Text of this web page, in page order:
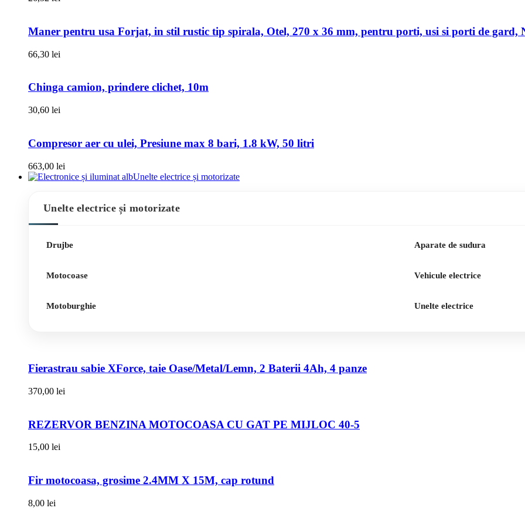
Maner pentru usa Forjat, in stil rustic tip spirala, Otel, 270 x 36 mm, pentru porti, usi si porti de gard,
66,30 lei
Chinga camion, prindere clichet, 10m
30,60 lei
Compresor aer cu ulei, Presiune max 8 bari, 1.8 kW, 50 litri
663,00 lei
Unelte electrice și motorizate
Unelte electrice și motorizate
Drujbe
Motocoase
Motoburghie
Aparate de sudura
Vehicule electrice
Unelte electrice
Fierastrau sabie XForce, taie Oase/Metal/Lemn, 2 Baterii 4Ah, 4 panze
370,00 lei
REZERVOR BENZINA MOTOCOASA CU GAT PE MIJLOC 40-5
15,00 lei
Fir motocoasa, grosime 2.4MM X 15M, cap rotund
8,00 lei